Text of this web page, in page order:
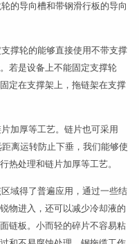
的导向槽和带钢滑行板的导向
撑轮的能够直接使用不带支撑
若是设备上不能固定支撑轮
定在支撑架上，拖链架在支撑
加厚等工艺。链片也可采用
离运转防止下垂，我们能够使
热处理和链片加厚等工艺。
域得了普遍应用，通过一些结
物进入，还可以减少冷却液的
链板。小而轻的碎片不容易粘